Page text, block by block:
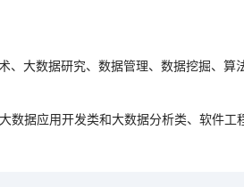
、大数据研究、数据管理、数据挖掘、算
数据应用开发类和大数据分析类、软件工